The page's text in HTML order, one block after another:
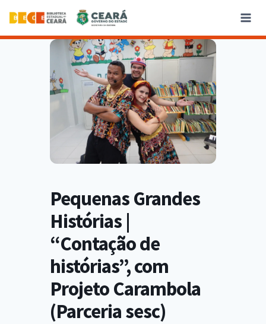
Pequenas Grandes
Histórias |
“Contação de
histórias”, com
Projeto Carambola
(Parceria sesc)